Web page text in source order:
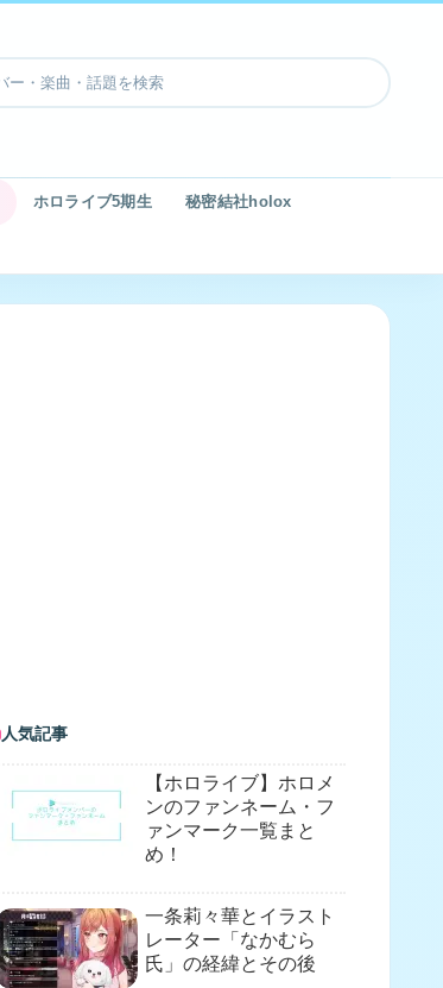
ホロライブ5期生 秘密結社holox
人気記事
【ホロライブ】ホロメ
ンのファンネーム・フ
ァンマーク一覧まと
め！
一条莉々華とイラスト
レーター「なかむら
氏」の経緯とその後